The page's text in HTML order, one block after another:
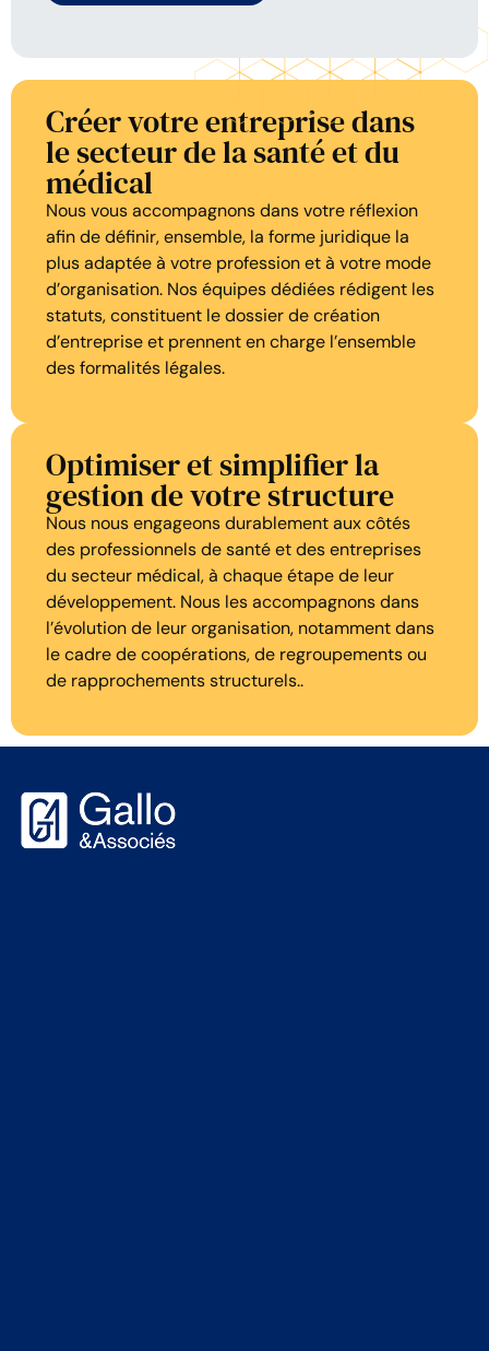
Créer votre entreprise dans
le secteur de la santé et du
médical
Nous vous accompagnons dans votre réflexion
afin de définir, ensemble, la forme juridique la
plus adaptée à votre profession et à votre mode
d’organisation. Nos équipes dédiées rédigent les
statuts, constituent le dossier de création
d’entreprise et prennent en charge l’ensemble
des formalités légales.
Optimiser et simplifier la
gestion de votre structure
Nous nous engageons durablement aux côtés
des professionnels de santé et des entreprises
du secteur médical, à chaque étape de leur
développement. Nous les accompagnons dans
l’évolution de leur organisation, notamment dans
le cadre de coopérations, de regroupements ou
de rapprochements structurels..